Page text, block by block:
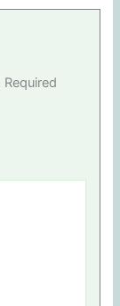
Required